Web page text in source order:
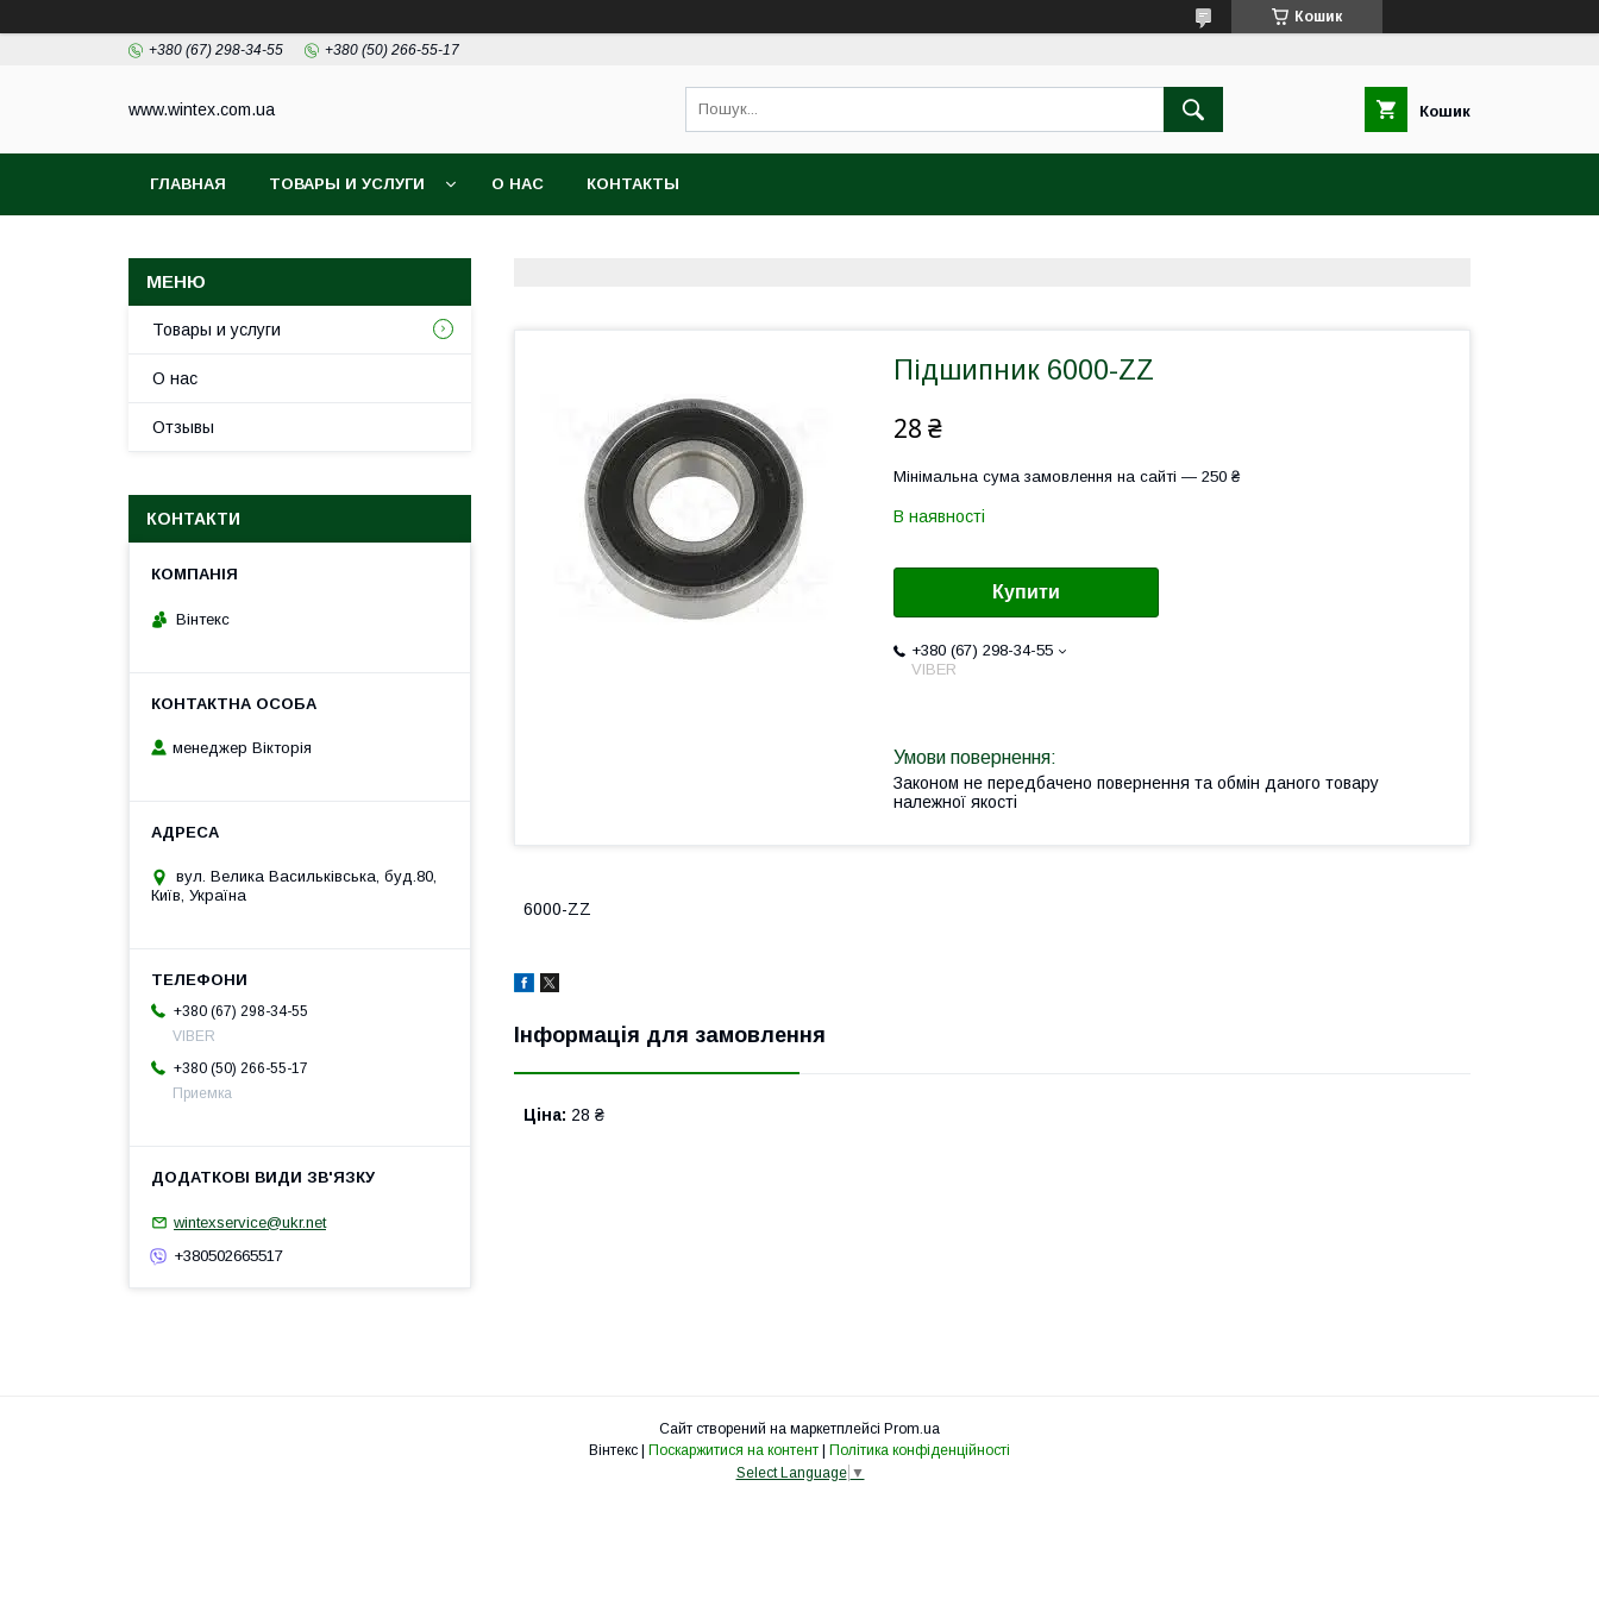
Кошик
+380 (67) 298-34-55 +380 (50) 266-55-17
www.wintex.com.ua Кошик
ГЛАВНАЯ ТОВАРЫ И УСЛУГИ О НАС КОНТАКТЫ
Підшипник 6000-ZZ
28 ₴
Мінімальна сума замовлення на сайті — 250 ₴
В наявності
Купити
+380 (67) 298-34-55
VIBER
Законом не передбачено повернення та обмін даного товару
належної якості
6000-ZZ
Інформація для замовлення
Ціна: 28 ₴
Товары и услуги
О нас
Отзывы
КОНТАКТИ
Вінтекс
менеджер Вікторія
вул. Велика Васильківська, буд.80,
Київ, Україна
+380 (67) 298-34-55
VIBER
+380 (50) 266-55-17
Приемка
wintexservice@ukr.net
+380502665517
Сайт створений на маркетплейсі Prom.ua
Поскаржитися на контент
Політика конфіденційності
Select Language ▼